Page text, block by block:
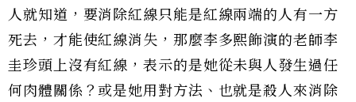
人就知道，要消除紅線只能是紅線兩端的人有一方
死去，才能使紅線消失，那麼李多熙飾演的老師李
圭珍頭上沒有紅線，表示的是她從未與人發生過任
何肉體關係？或是她用對方法、也就是殺人來消除